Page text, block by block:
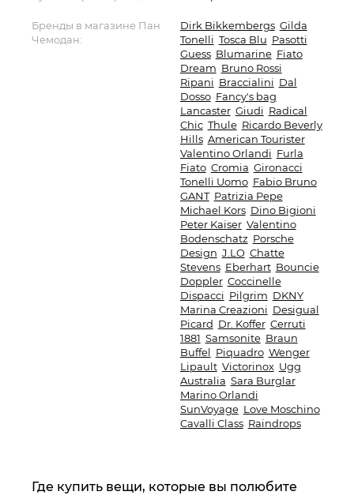
Бренды в магазине Пан
Чемодан:
Dirk Bikkembergs Gilda
Tonelli Tosca Blu Pasotti
Guess Blumarine Fiato
Dream Bruno Rossi
Ripani Braccialini Dal
Dosso Fancy's bag
Lancaster Giudi Radical
Chic Thule Ricardo Beverly
Hills American Tourister
Valentino Orlandi Furla
Fiato Cromia Gironacci
Tonelli Uomo Fabio Bruno
GANT Patrizia Pepe
Michael Kors Dino Bigioni
Peter Kaiser Valentino
Bodenschatz Porsche
Design J.LO Chatte
Stevens Eberhart Bouncie
Doppler Coccinelle
Dispacci Pilgrim DKNY
Marina Creazioni Desigual
Picard Dr. Koffer Cerruti
1881 Samsonite Braun
Buffel Piquadro Wenger
Lipault Victorinox Ugg
Australia Sara Burglar
Marino Orlandi
SunVoyage Love Moschino
Cavalli Class Raindrops
Где купить вещи, которые вы полюбите